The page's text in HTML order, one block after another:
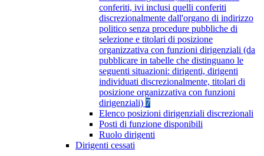
conferiti, ivi inclusi quelli conferiti
discrezionalmente dall'organo di indirizzo
politico senza procedure pubbliche di
selezione e titolari di posizione
organizzativa con funzioni dirigenziali (da
pubblicare in tabelle che distinguano le
seguenti situazioni: dirigenti, dirigenti
individuati discrezionalmente, titolari di
posizione organizzativa con funzioni
dirigenziali) 7
Elenco posizioni dirigenziali discrezionali
Posti di funzione disponibili
Ruolo dirigenti
Dirigenti cessati